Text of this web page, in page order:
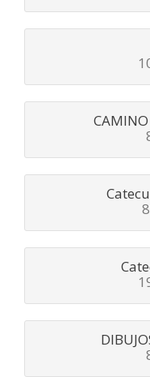
CAMINO